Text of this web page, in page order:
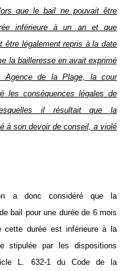
que le bail ne pouvait être
inférieure à un an et que
être légalement repris à la date
la bailleresse en avait exprimé
Agence de la Plage, la cour
les conséquences légales de
il résultait que la
à son devoir de conseil, a violé
a donc considéré que la
bail pour une durée de 6 mois
durée est inférieure à la
stipulée par les dispositions
L. 632-1 du Code de la